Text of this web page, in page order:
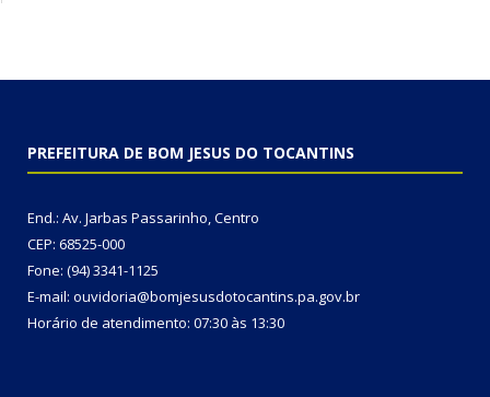
PREFEITURA DE BOM JESUS DO TOCANTINS
End.: Av. Jarbas Passarinho, Centro
CEP: 68525-000
Fone: (94) 3341-1125
E-mail: ouvidoria@bomjesusdotocantins.pa.gov.br
Horário de atendimento: 07:30 às 13:30